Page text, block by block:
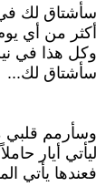
سأشتاق لك
أكثر من أي
وكل هذا في
سأشتاق لك...
وسأرمم قلبي
ليأتي أيار
فعندها يأتي